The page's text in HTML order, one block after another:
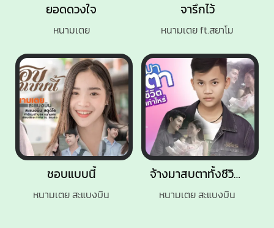
ชอบแบบนี้
หนามเตย สะแบงบิน
จ้างมาสบตาทั้งชีวิต คิดเท่าไหร่
หนามเตย สะแบงบิน
จารึกไว้
หนามเตย ft.สยาโม
ยอดดวงใจ
หนามเตย